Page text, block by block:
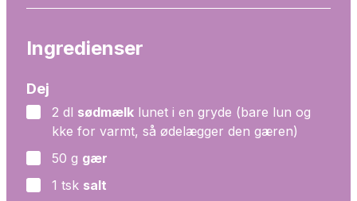
Ingredienser
Dej
▢
2 dl sødmælk lunet i en gryde (bare lun og
kke for varmt, så ødelægger den gæren)
▢
50 g gær
▢
1 tsk salt